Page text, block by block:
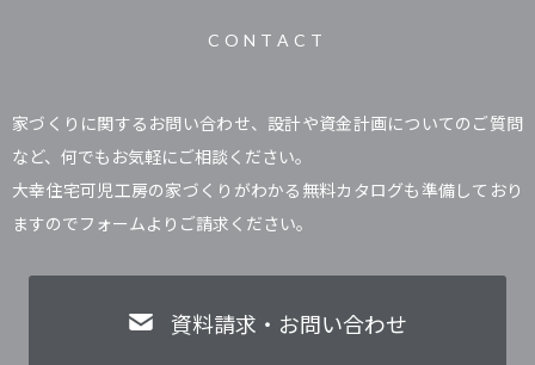
CONTACT
家づくりに関するお問い合わせ、設計や資金計画についてのご質問
など、何でもお気軽にご相談ください。
大幸住宅可児工房の家づくりがわかる無料カタログも準備しており
ますのでフォームよりご請求ください。
資料請求・お問い合わせ